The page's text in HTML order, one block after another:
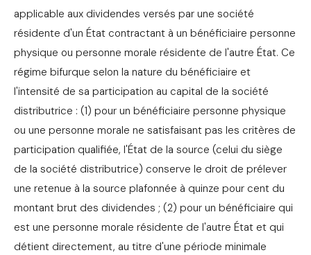
applicable aux dividendes versés par une société
résidente d'un État contractant à un bénéficiaire personne
physique ou personne morale résidente de l'autre État. Ce
régime bifurque selon la nature du bénéficiaire et
l'intensité de sa participation au capital de la société
distributrice : (1) pour un bénéficiaire personne physique
ou une personne morale ne satisfaisant pas les critères de
participation qualifiée, l'État de la source (celui du siège
de la société distributrice) conserve le droit de prélever
une retenue à la source plafonnée à quinze pour cent du
montant brut des dividendes ; (2) pour un bénéficiaire qui
est une personne morale résidente de l'autre État et qui
détient directement, au titre d'une période minimale